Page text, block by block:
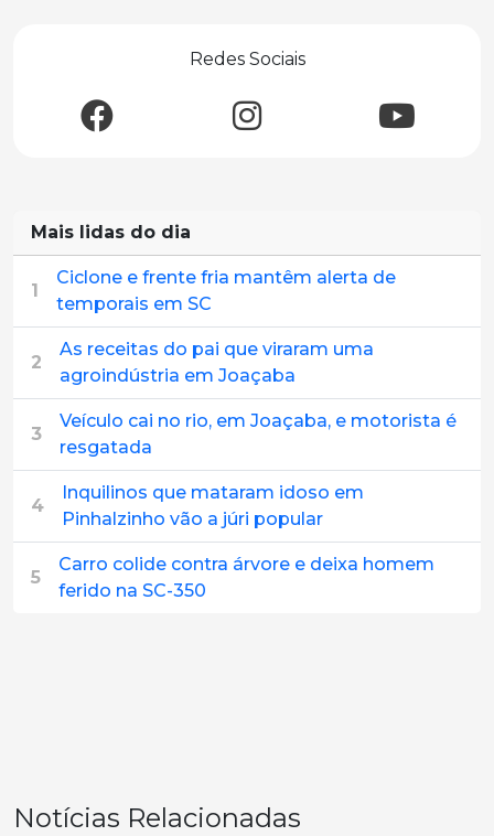
Redes Sociais
Mais lidas do dia
1
Ciclone e frente fria mantêm alerta de
temporais em SC
2
As receitas do pai que viraram uma
agroindústria em Joaçaba
3
Veículo cai no rio, em Joaçaba, e motorista é
resgatada
4
Inquilinos que mataram idoso em
Pinhalzinho vão a júri popular
5
Carro colide contra árvore e deixa homem
ferido na SC-350
Notícias Relacionadas